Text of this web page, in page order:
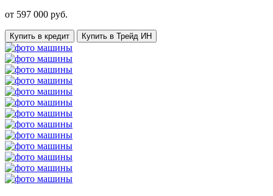
от 597 000 руб.
Купить в кредит Купить в Трейд ИН